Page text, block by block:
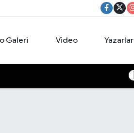
Galeri Video Yazarlar